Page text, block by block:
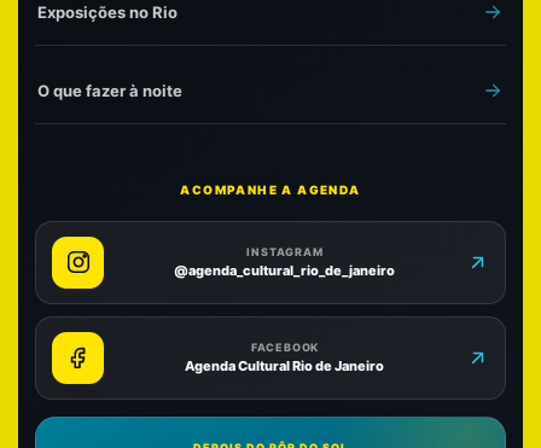
Exposições no Rio
O que fazer à noite
ACOMPANHE A AGENDA
INSTAGRAM
@agenda_cultural_rio_de_janeiro
FACEBOOK
Agenda Cultural Rio de Janeiro